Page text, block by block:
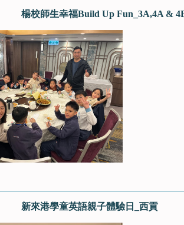
楊校師生幸福Build Up Fun_3A,4A &
新來港學童英語親子體驗日_西貢